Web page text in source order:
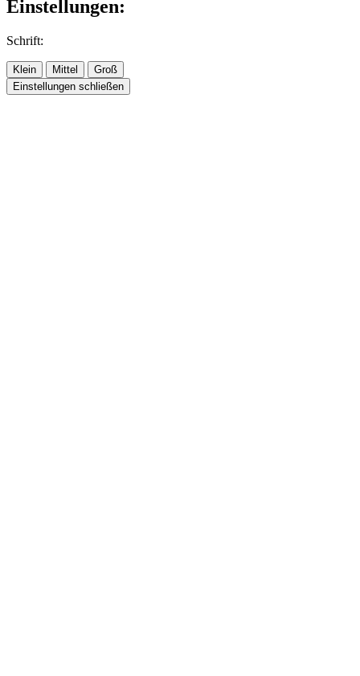
Einstellungen:
Schrift:
Klein Mittel
Groß
Einstellungen schließen